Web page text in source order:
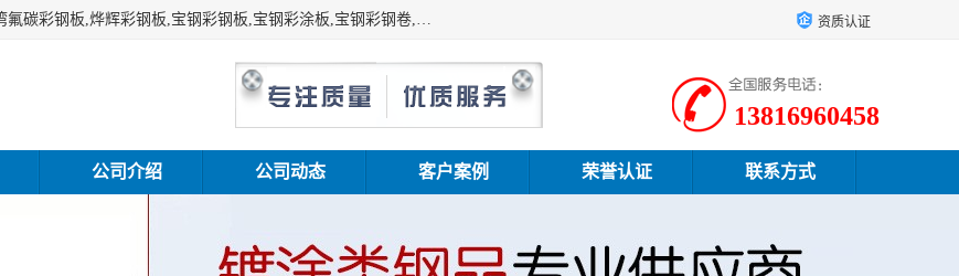
上海志辰实业有限公司主要经销:上海宝钢彩钢卷（宝钢总厂）台湾氟碳彩钢板,烨辉彩钢板,宝钢彩钢板,宝钢彩涂板,宝钢彩钢卷,马钢彩钢板,马钢彩钢卷,镀铝锌钢板,PVDF彩钢板,台湾烨辉彩钢板,高耐候彩钢板,硅改性彩钢板,规格齐全。 资质认证
13816960458
公司介绍 公司动态 客户案例 荣誉认证 联系方式